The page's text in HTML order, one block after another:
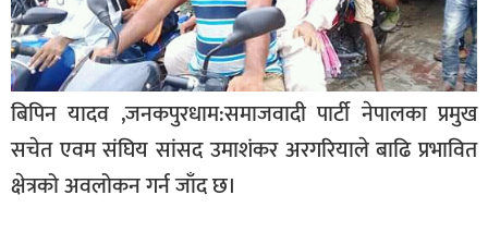
राजनीति
प्रमुख
समाचार
राष्ट्रिय
अन्तराष्ट्रिय
बिपिन यादव ,जनकपुरधाम:समाजवादी पार्टी नेपालका प्रमुख
सचेत एवम संघिय सांसद उमाशंकर अरगरियाले बाढि प्रभावित
क्षेत्रको अवलोकन गर्न जाँद छ।